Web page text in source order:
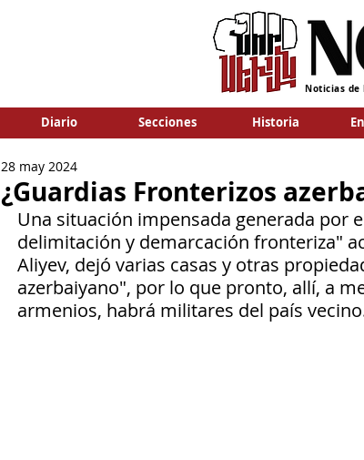
Noticias de
Diario Secciones Historia
¿Guardias Fronterizos
28 may 2024
Una situación impensada generada por
delimitación y demarcación fronteriza"
Aliyev, dejó varias casas y otras
azerbaiyano", por lo que pronto, allí, a
armenios, habrá militares del país